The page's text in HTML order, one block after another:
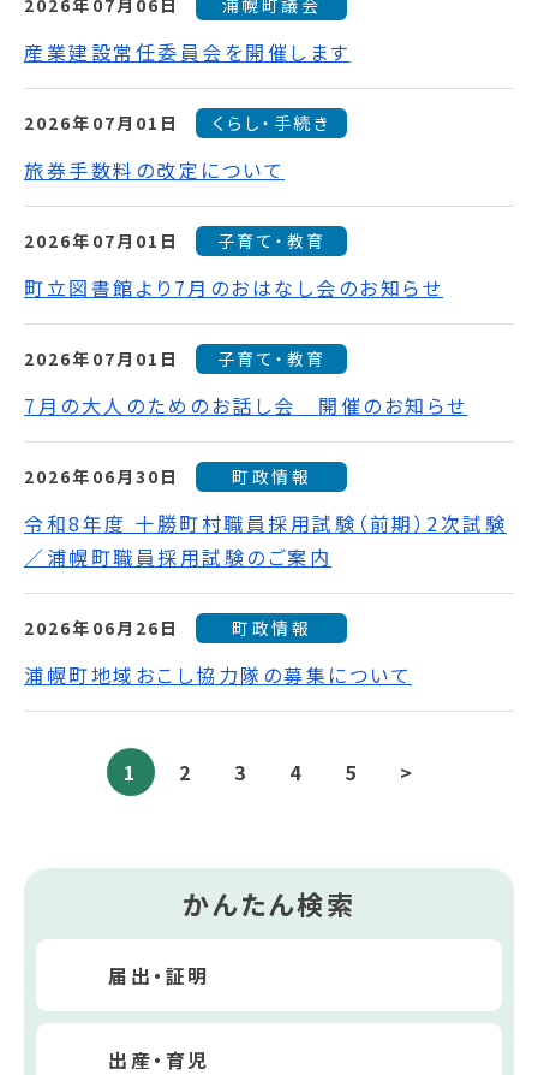
2026年07月06日 浦幌町議会
産業建設常任委員会を開催します
2026年07月01日 くらし・手続き
旅券手数料の改定について
2026年07月01日 子育て・教育
町立図書館より7月のおはなし会のお知らせ
2026年07月01日 子育て・教育
7月の大人のためのお話し会 開催のお知らせ
2026年06月30日 町政情報
令和8年度 十勝町村職員採用試験（前期）2次試験
／浦幌町職員採用試験のご案内
2026年06月26日 町政情報
浦幌町地域おこし協力隊の募集について
1 2 3 4 5 >
かんたん検索
届出・証明
出産・育児